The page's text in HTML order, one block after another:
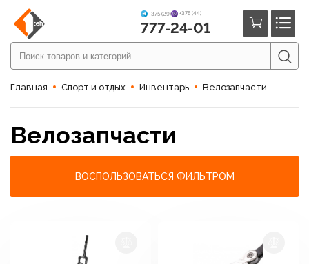
+375 (29) +375 (44)
777-24-01
Главная Спорт и отдых Инвентарь Велозапчасти
Велозапчасти
ВОСПОЛЬЗОВАТЬСЯ ФИЛЬТРОМ